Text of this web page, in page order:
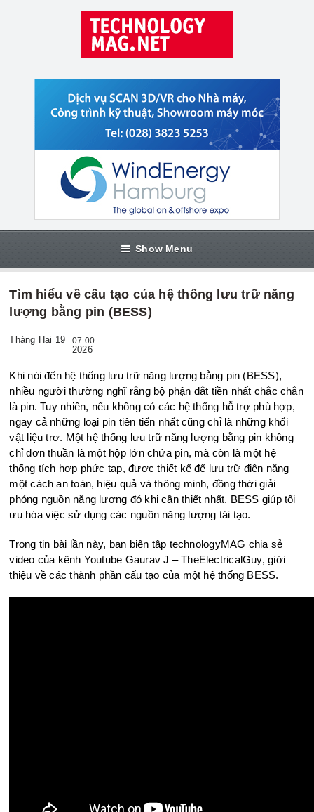
Show Menu
Tìm hiểu về cấu tạo của hệ thống lưu trữ năng
lượng bằng pin (BESS)
Tháng Hai 19 07:00
2026
Khi nói đến hệ thống lưu trữ năng lượng bằng pin (BESS),
nhiều người thường nghĩ rằng bộ phận đắt tiền nhất chắc chắn
là pin. Tuy nhiên, nếu không có các hệ thống hỗ trợ phù hợp,
ngay cả những loại pin tiên tiến nhất cũng chỉ là những khối
vật liệu trơ. Một hệ thống lưu trữ năng lượng bằng pin không
chỉ đơn thuần là một hộp lớn chứa pin, mà còn là một hệ
thống tích hợp phức tạp, được thiết kế để lưu trữ điện năng
một cách an toàn, hiệu quả và thông minh, đồng thời giải
phóng nguồn năng lượng đó khi cần thiết nhất. BESS giúp tối
ưu hóa việc sử dụng các nguồn năng lượng tái tạo.
Trong tin bài lần này, ban biên tập technologyMAG chia sẻ
video của kênh Youtube Gaurav J – TheElectricalGuy, giới
thiệu về các thành phần cấu tạo của một hệ thống BESS.